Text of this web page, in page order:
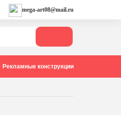
mega-art08@mail.ru
Рекламные конструкции